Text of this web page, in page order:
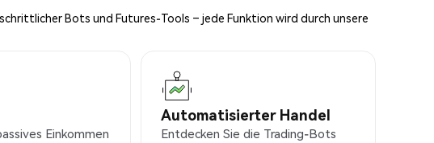
Bots und Futures-Tools – jede Funktion wird durch unsere
Einkommen
Automatisierter Handel
Entdecken Sie die Trading-Bots